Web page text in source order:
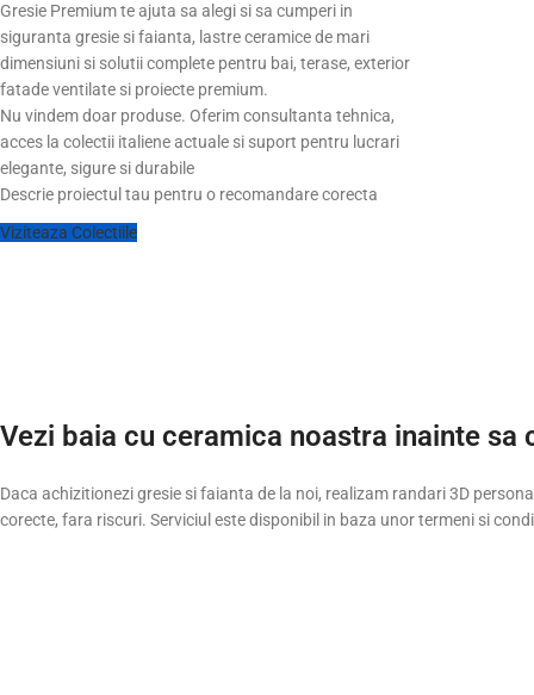
Gresie Premium te ajuta sa alegi si sa cumperi in
siguranta gresie si faianta, lastre ceramice de mari
dimensiuni si solutii complete pentru bai, terase, exterior
fatade ventilate si proiecte premium.
Nu vindem doar produse. Oferim consultanta tehnica,
acces la colectii italiene actuale si suport pentru lucrari
elegante, sigure si durabile
Descrie proiectul tau pentru o recomandare corecta
Viziteaza Colectiile
Vezi baia cu ceramica noastra inainte sa
Daca achizitionezi gresie si faianta de la noi, realizam randari 3D
corecte, fara riscuri. Serviciul este disponibil in baza unor termeni si